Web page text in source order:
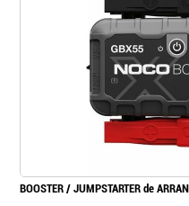
BOOSTER / JUMPSTARTER de